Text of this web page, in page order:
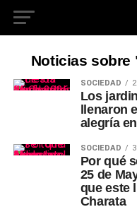
Noticias sobre
SOCIEDAD
Los
llenaron
alegría
SOCIEDAD
Por qué
25 de
que este
Charata